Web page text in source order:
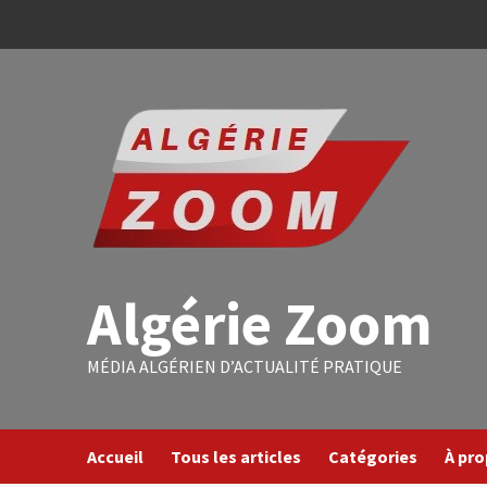
Algérie Zoom
MÉDIA ALGÉRIEN D’ACTUALITÉ PRATIQUE
Accueil Tous les articles Catégories À